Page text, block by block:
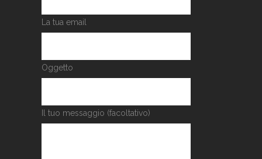
La tua email
Oggetto
Il tuo messaggio (facoltativo)